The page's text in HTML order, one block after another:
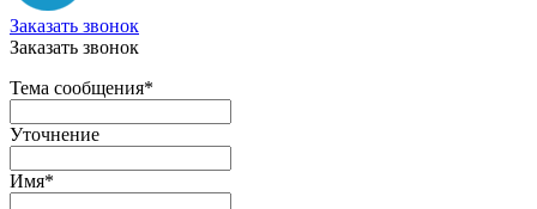
Заказать звонок
Заказать звонок
Тема сообщения*
Уточнение
Имя*